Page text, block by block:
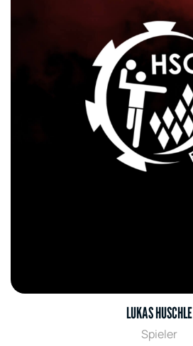
LUKAS HUSCHLE
Spieler